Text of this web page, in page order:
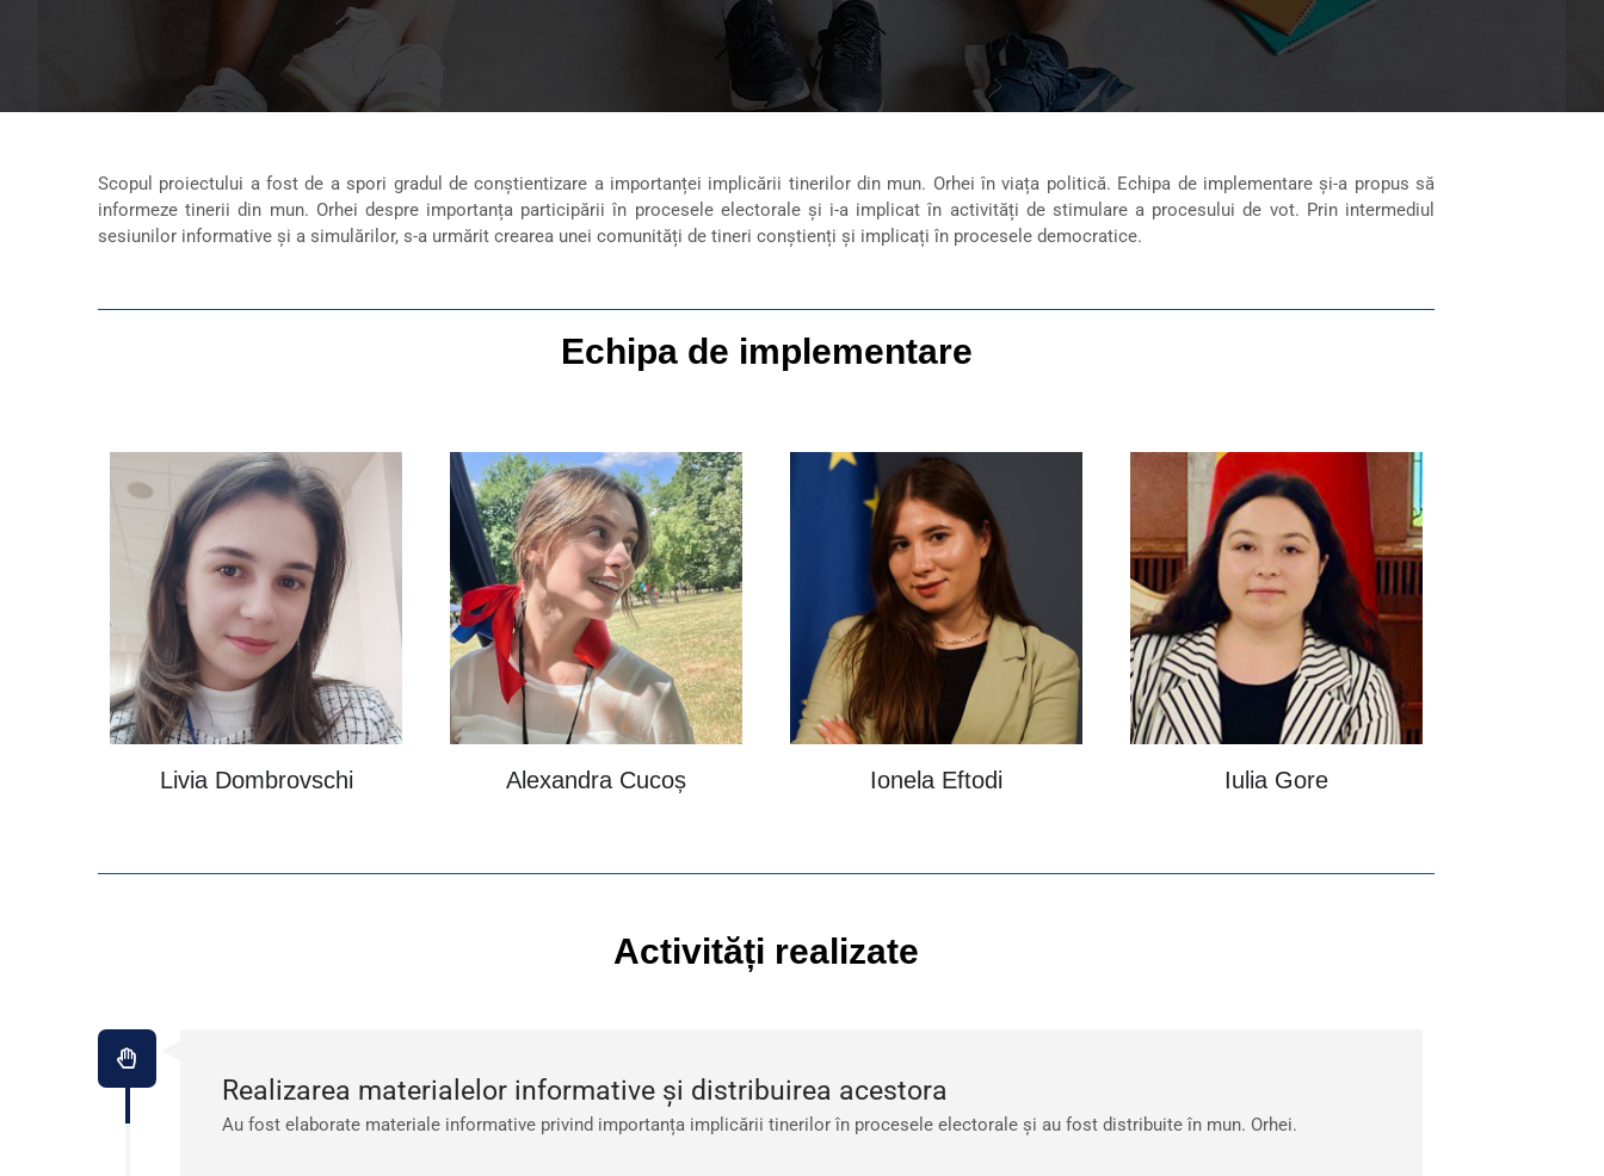
Scopul proiectului a fost de a spori gradul de conștientizare a importanței implicării tinerilor din mun. Orhei în viața politică. Echipa de implementare și-a propus să
informeze tinerii din mun. Orhei despre importanța participării în procesele electorale și i-a implicat în activități de stimulare a procesului de vot. Prin intermediul
sesiunilor informative și a simulărilor, s-a urmărit crearea unei comunități de tineri conștienți și implicați în procesele democratice.
Echipa de implementare
Livia Dombrovschi Alexandra Cucoș Ionela Eftodi Iulia Gore
Activități realizate
Realizarea materialelor informative și distribuirea acestora
Au fost elaborate materiale informative privind importanța implicării tinerilor în procesele electorale și au fost distribuite în mun. Orhei.